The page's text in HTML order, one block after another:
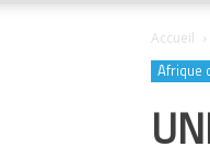
Accueil
Afrique